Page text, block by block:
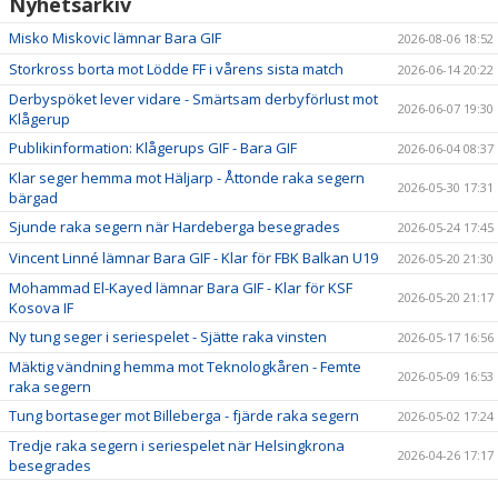
Misko Miskovic lämnar Bara GIF 2026-08-06 18:52
Storkross borta mot Lödde FF i vårens sista match 2026-06-14 20:22
Derbyspöket lever vidare - Smärtsam derbyförlust mot
Klågerup
2026-06-07 19:30
Publikinformation: Klågerups GIF - Bara GIF 2026-06-04 08:37
Klar seger hemma mot Häljarp - Åttonde raka segern
bärgad
2026-05-30 17:31
Sjunde raka segern när Hardeberga besegrades 2026-05-24 17:45
Vincent Linné lämnar Bara GIF - Klar för FBK Balkan U19 2026-05-20 21:30
Mohammad El-Kayed lämnar Bara GIF - Klar för KSF
Kosova IF
2026-05-20 21:17
Ny tung seger i seriespelet - Sjätte raka vinsten 2026-05-17 16:56
Mäktig vändning hemma mot Teknologkåren - Femte
raka segern
2026-05-09 16:53
Tung bortaseger mot Billeberga - fjärde raka segern 2026-05-02 17:24
Tredje raka segern i seriespelet när Helsingkrona
besegrades
2026-04-26 17:17